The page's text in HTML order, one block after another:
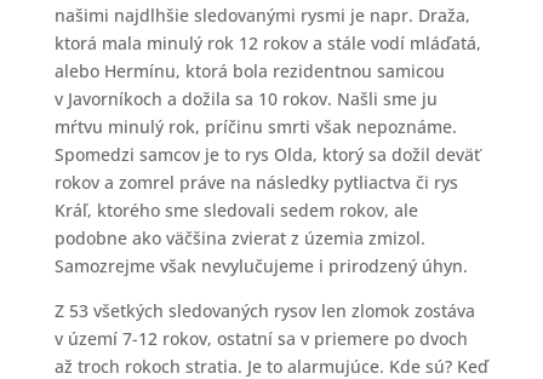
našimi najdlhšie sledovanými rysmi je napr. Draža,
ktorá mala minulý rok 12 rokov a stále vodí mláďatá,
alebo Hermínu, ktorá bola rezidentnou samicou
v Javorníkoch a dožila sa 10 rokov. Našli sme ju
mŕtvu minulý rok, príčinu smrti však nepoznáme.
Spomedzi samcov je to rys Olda, ktorý sa dožil deväť
rokov a zomrel práve na následky pytliactva či rys
Kráľ, ktorého sme sledovali sedem rokov, ale
podobne ako väčšina zvierat z územia zmizol.
Samozrejme však nevylučujeme i prirodzený úhyn.
Z 53 všetkých sledovaných rysov len zlomok zostáva
v území 7-12 rokov, ostatní sa v priemere po dvoch
až troch rokoch stratia. Je to alarmujúce. Kde sú? Keď